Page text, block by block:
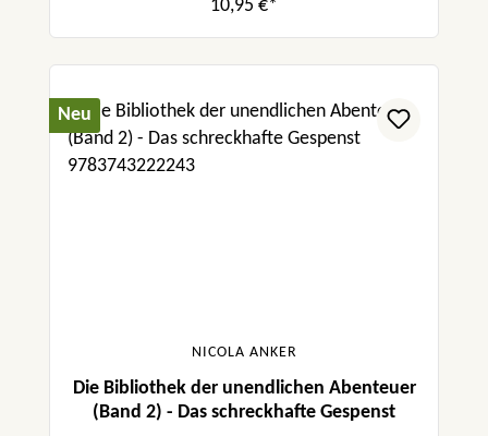
10,95 €*
Neu
NICOLA ANKER
Die Bibliothek der unendlichen Abenteuer
(Band 2) - Das schreckhafte Gespenst